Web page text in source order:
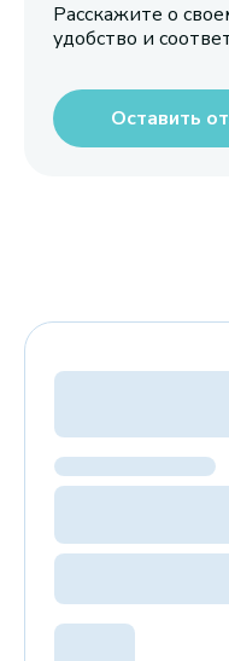
Расскажите о
удобство и
Оставить